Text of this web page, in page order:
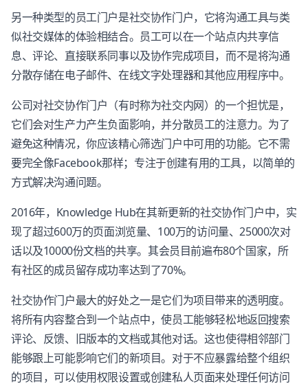
另一种类型的员工门户是社交协作门户，它将沟通工具与类
似社交媒体的体验相结合。员工可以在一个站点内共享信
息、评论、直接联系同事以及协作完成项目，而不是将沟通
分散存储在电子邮件、在线文字处理器和其他应用程序中。
公司对社交协作门户（有时称为社交内网）的一个担忧是，
它们会对生产力产生负面影响，并分散员工的注意力。为了
避免这种情况，你应该精心筛选门户中可用的功能。它不需
要完全像Facebook那样；专注于创建有用的工具，以简单的
方式解决沟通问题。
2016年，Knowledge Hub在其新更新的社交协作门户中，实
现了超过600万的页面浏览量、100万的访问量、25000次对
话以及10000份文档的共享。其会员目前遍布80个国家，所
有社区的成员留存成功率达到了70%。
社交协作门户最大的好处之一是它们为项目带来的透明度。
将所有内容整合到一个站点中，使员工能够轻松地返回搜索
评论、反馈、旧版本的文档或其他对话。这也使得相邻部门
能够跟上可能影响它们的新项目。对于不应暴露给整个组织
的项目，可以使用权限设置或创建私人页面来处理任何访问